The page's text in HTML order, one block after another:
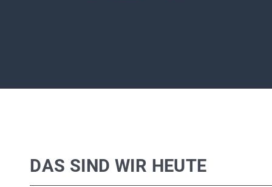
DAS SIND WIR HEUTE